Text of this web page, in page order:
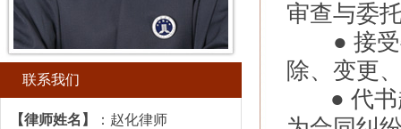
联系我们
【律师姓名】 ： 赵化律师
审查与委
● 接受委
除、变更
● 代书起